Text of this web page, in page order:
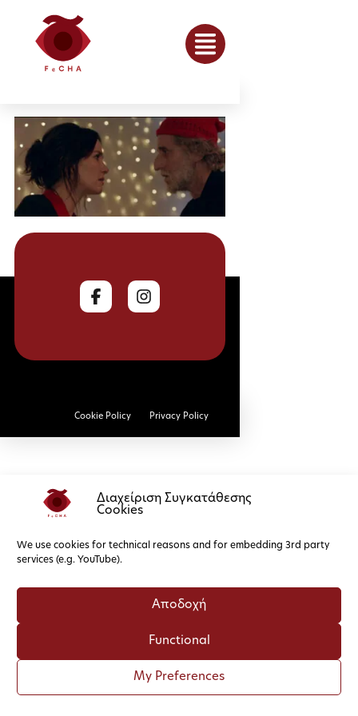
Διαχείριση Συγκατάθεσης
Cookies
We use cookies for technical reasons and for embedding 3rd party
services (e.g. YouTube).
Αποδοχή
Functional
My Preferences
Cookie Policy Privacy Policy